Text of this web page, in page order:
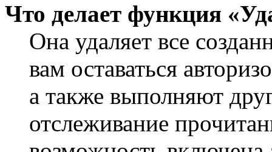
Что делает функция
Она удаляет все
вам оставаться
а также выполняют
отслеживание